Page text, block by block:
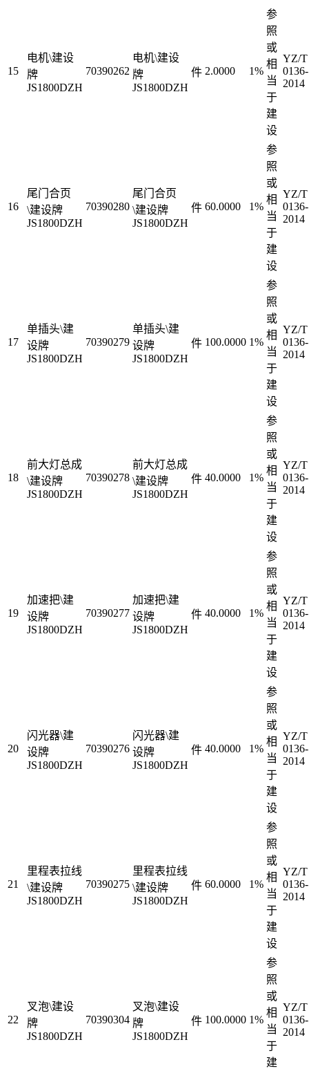
15
电机\建设
牌
JS1800DZH
70390262
电机\建设
牌
JS1800DZH
件 2.0000 1%
参
照
或
相
当
于
建
设
YZ/T
0136-
2014
16
尾门合页
\建设牌
JS1800DZH
70390280
尾门合页
\建设牌
JS1800DZH
件 60.0000 1%
参
照
或
相
当
于
建
设
YZ/T
0136-
2014
17
单插头\建
设牌
JS1800DZH
70390279
单插头\建
设牌
JS1800DZH
件 100.0000 1%
参
照
或
相
当
于
建
设
YZ/T
0136-
2014
18
前大灯总成
\建设牌
JS1800DZH
70390278
前大灯总成
\建设牌
JS1800DZH
件 40.0000 1%
参
照
或
相
当
于
建
设
YZ/T
0136-
2014
19
加速把\建
设牌
JS1800DZH
70390277
加速把\建
设牌
JS1800DZH
件 40.0000 1%
参
照
或
相
当
于
建
设
YZ/T
0136-
2014
20
闪光器\建
设牌
JS1800DZH
70390276
闪光器\建
设牌
JS1800DZH
件 40.0000 1%
参
照
或
相
当
于
建
设
YZ/T
0136-
2014
21
里程表拉线
\建设牌
JS1800DZH
70390275
里程表拉线
\建设牌
JS1800DZH
件 60.0000 1%
参
照
或
相
当
于
建
设
YZ/T
0136-
2014
22
叉泡\建设
牌
JS1800DZH
70390304
叉泡\建设
牌
JS1800DZH
件 100.0000 1%
参
照
或
相
当
于
建
YZ/T
0136-
2014